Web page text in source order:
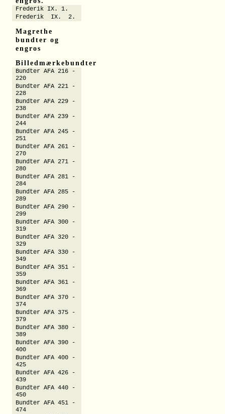
Frederik IX. 1.
Frederik IX. 2.
Magrethe
bundter og
engros
Billedmærkebundter
Bundter AFA 216 -
220
Bundter AFA 221 -
228
Bundter AFA 229 -
238
Bundter AFA 239 -
244
Bundter AFA 245 -
251
Bundter AFA 261 -
270
Bundter AFA 271 -
280
Bundter AFA 281 -
284
Bundter AFA 285 -
289
Bundter AFA 290 -
299
Bundter AFA 300 -
319
Bundter AFA 320 -
329
Bundter AFA 330 -
349
Bundter AFA 351 -
359
Bundter AFA 361 -
369
Bundter AFA 370 -
374
Bundter AFA 375 -
379
Bundter AFA 380 -
389
Bundter AFA 390 -
400
Bundter AFA 400 -
425
Bundter AFA 426 -
439
Bundter AFA 440 -
450
Bundter AFA 451 -
474